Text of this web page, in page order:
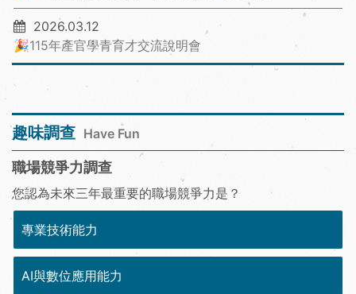
2026.03.12
🎉115年產官學青育才交流說明會
趣味調查 Have Fun
職場競爭力調查
您認為未來三年最重要的職場競爭力是？
專業技術能力
AI與數位應用能力